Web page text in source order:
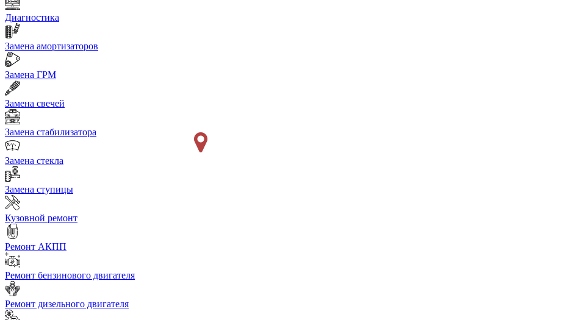
Диагностика
Замена амортизаторов
Замена ГРМ
Замена свечей
Замена стабилизатора
Замена стекла
Замена ступицы
Кузовной ремонт
Ремонт АКПП
Ремонт бензинового двигателя
Ремонт дизельного двигателя